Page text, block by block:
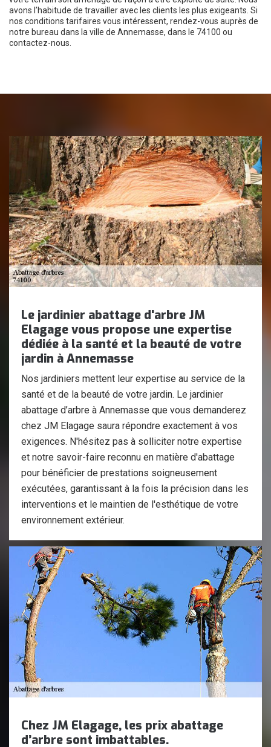
avons l’habitude de travailler avec les clients les plus exigeants. Si
nos conditions tarifaires vous intéressent, rendez-vous auprès de
notre bureau dans la ville de Annemasse, dans le 74100 ou
contactez-nous.
Le jardinier abattage d'arbre JM
Elagage vous propose une expertise
dédiée à la santé et la beauté de votre
jardin à Annemasse
Nos jardiniers mettent leur expertise au service de la
santé et de la beauté de votre jardin. Le jardinier
abattage d’arbre à Annemasse que vous demanderez
chez JM Elagage saura répondre exactement à vos
exigences. N'hésitez pas à solliciter notre expertise
et notre savoir-faire reconnu en matière d'abattage
pour bénéficier de prestations soigneusement
exécutées, garantissant à la fois la précision dans les
interventions et le maintien de l'esthétique de votre
environnement extérieur.
Chez JM Elagage, les prix abattage
d’arbre sont imbattables.